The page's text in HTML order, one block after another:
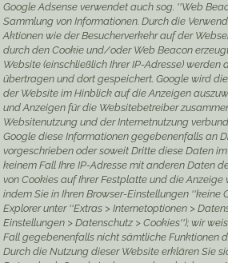
Google Adsense verwendet auch sog. ''Web
Sammlung von Informationen. Durch die
Aktionen wie der Besucherverkehr auf der
durch den Cookie und/oder Web Beacon
Website (einschließlich Ihrer IP-Adresse) werden
übertragen und dort gespeichert. Google wird
der Website im Hinblick auf die Anzeigen
und Anzeigen für die Websitebetreiber
Websitenutzung und der Internetnutzung
Google diese Informationen gegebenenfalls an
vorgeschrieben oder soweit Dritte diese Daten
keinem Fall Ihre IP-Adresse mit anderen Daten
von Cookies auf Ihrer Festplatte und die
indem Sie in Ihren Browser-Einstellungen
Explorer unter ''Extras > Internetoptionen >
Einstellungen > Datenschutz > Cookies''); wir
Fall gegebenenfalls nicht sämtliche Funktionen
Durch die Nutzung dieser Website erklären Sie